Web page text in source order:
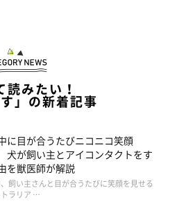
戦や動画を参考に、ぜひ愛犬の足
ね！
読みたい！
」の新着記事
に目が合うたびニコニコ笑顔
が飼い主とアイコンタクトをす
を獣医師が解説
飼い主さんと目が合うたびに笑顔を見せる
ラリア …